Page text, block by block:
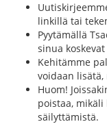
linkillä tai
Pyytämällä
sinua
Kehitämme
voidaan
Huom!
poistaa,
säilyttämistä.